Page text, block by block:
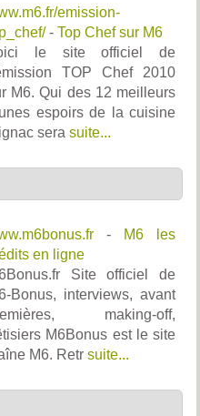
emission-
- Top Chef sur M6
le site officiel de
TOP Chef 2010
M6. Qui des 12 meilleurs
espoirs de la cuisine
sera suite...
-
M6 les
en ligne
Site officiel de
Bonus, interviews, avant
making-off,
M6Bonus est le site
M6. Retr suite...